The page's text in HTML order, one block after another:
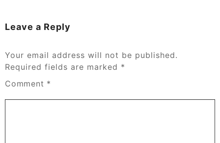
Leave a Reply
Your email address will not be published.
Required fields are marked *
Comment *